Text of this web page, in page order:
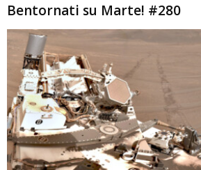
Bentornati su Marte! #280